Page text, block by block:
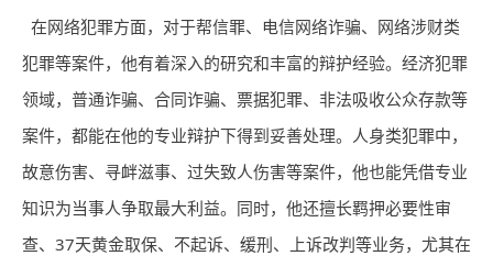
在网络犯罪方面，对于帮信罪、电信网络诈骗、网络涉财类
犯罪等案件，他有着深入的研究和丰富的辩护经验。经济犯罪
领域，普通诈骗、合同诈骗、票据犯罪、非法吸收公众存款等
案件，都能在他的专业辩护下得到妥善处理。人身类犯罪中，
故意伤害、寻衅滋事、过失致人伤害等案件，他也能凭借专业
知识为当事人争取最大利益。同时，他还擅长羁押必要性审
查、37天黄金取保、不起诉、缓刑、上诉改判等业务，尤其在